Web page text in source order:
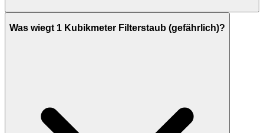
Was wiegt 1 Kubikmeter Filterstaub (gefährlich)?